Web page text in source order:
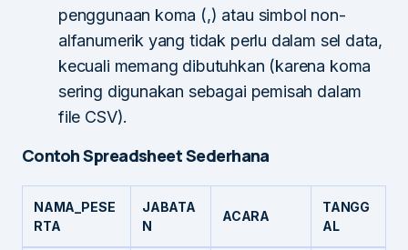
penggunaan koma (,) atau simbol non-
alfanumerik yang tidak perlu dalam sel data,
kecuali memang dibutuhkan (karena koma
sering digunakan sebagai pemisah dalam
file CSV).
Contoh Spreadsheet Sederhana
NAMA_PESE
RTA
JABATA
N
ACARA
TANGG
AL